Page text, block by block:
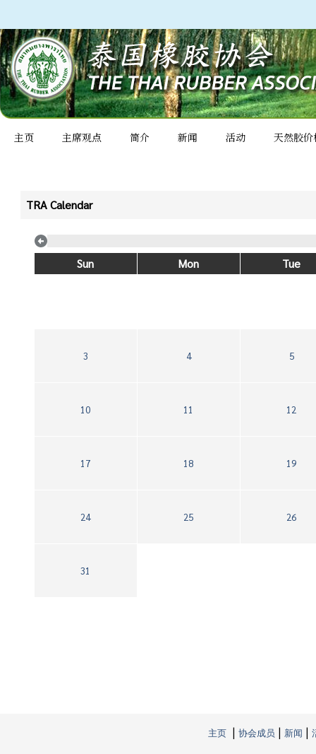
主页 主席观点 简介 新闻 活动 天然胶价
TRA Calendar
Sun Mon Tue
3 4 5
10 11 12
17 18 19
24 25 26
31
主页 | 协会成员 | 新闻 |